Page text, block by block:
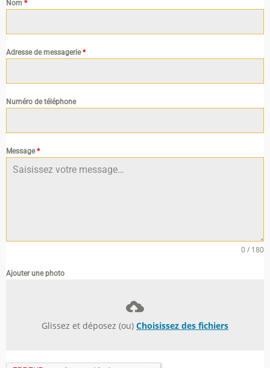
Nom *
Adresse de messagerie*
Numéro de téléphone
Message*
0 / 180
Ajouter une photo
Glissez et déposez (ou) Choisissez des fichiers